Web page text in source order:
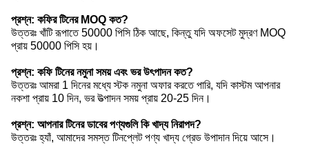
প্রশ্ন: কফির টিনের MOQ কত?
উত্তরঃ খাঁটি রূপাতে 50000 পিসি ঠিক আছে, কিন্তু যদি অফসেট মুদ্রণ MOQ
প্রায় 50000 পিসি হয়।
প্রশ্ন: কফি টিনের নমুনা সময় এবং ভর উৎপাদন কত?
উত্তরঃ আমরা 1 দিনের মধ্যে স্টক নমুনা অফার করতে পারি, যদি কাস্টম আপনার
নকশা প্রায় 10 দিন, ভর উত্পাদন সময় প্রায় 20-25 দিন।
প্রশ্ন: আপনার টিনের ডাবের পণ্যগুলি কি খাদ্য নিরাপদ?
উত্তরঃ হ্যাঁ, আমাদের সমস্ত টিনপ্লেট পণ্য খাদ্য গ্রেড উপাদান দিয়ে আসে।